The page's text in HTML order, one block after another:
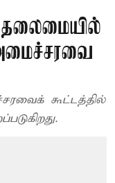
கூட்டத்தில்